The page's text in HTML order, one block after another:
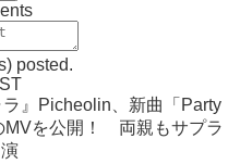
posted.
』Picheolin、新曲「Party
MVを公開！ 両親もサプラ